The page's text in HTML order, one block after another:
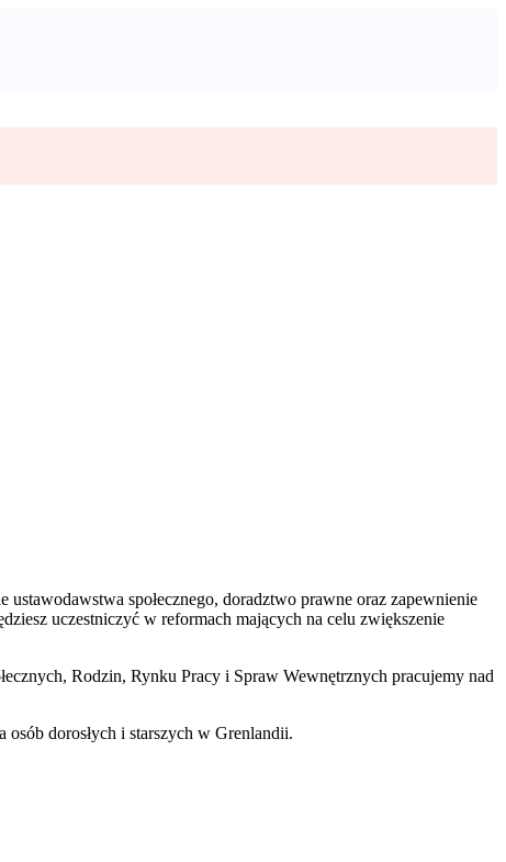
społecznego, doradztwo prawne oraz zapewnienie
uczestniczyć w reformach mających na celu zwiększenie
Rodzin, Rynku Pracy i Spraw Wewnętrznych pracujemy nad
dorosłych i starszych w Grenlandii.